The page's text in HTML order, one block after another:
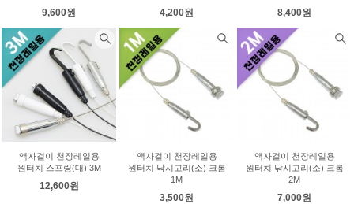
9,600원 4,200원 8,400원
액자걸이 천장레일용
원터치 스프링(대) 3M
12,600원
액자걸이 천장레일용
원터치 낚시고리(소) 크롬
1M
3,500원
액자걸이 천장레일용
원터치 낚시고리(소) 크롬
2M
7,000원